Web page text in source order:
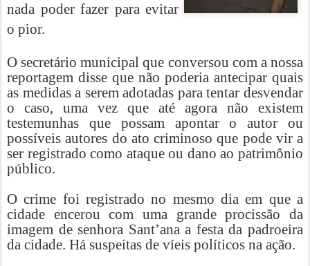
nada poder fazer para evitar
o pior.
O secretário municipal que conversou com a nossa
reportagem disse que não poderia antecipar quais
as medidas a serem adotadas para tentar desvendar
o caso, uma vez que até agora não existem
testemunhas que possam apontar o autor ou
possíveis autores do ato criminoso que pode vir a
ser registrado como ataque ou dano ao patrimônio
público.
O crime foi registrado no mesmo dia em que a
cidade encerou com uma grande procissão da
imagem de senhora Sant’ana a festa da padroeira
da cidade. Há suspeitas de víeis políticos na ação.